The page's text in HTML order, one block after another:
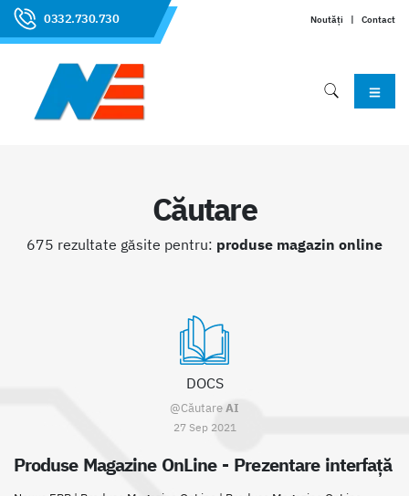
0332.730.730 Noutăți | Contact
Căutare
675 rezultate găsite pentru: produse magazin online
DOCS
@CăutareAI
27 Sep 2021
Produse Magazine OnLine - Prezentare interfață